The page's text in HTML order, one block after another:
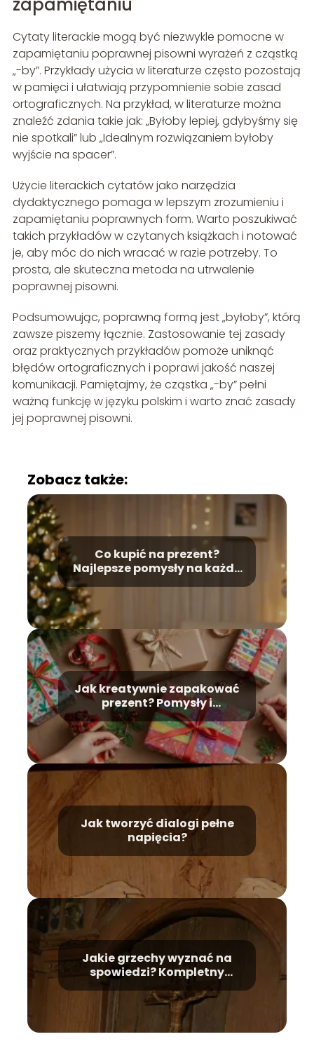
Cytaty literackie mogą być niezwykle pomocne w
zapamiętaniu poprawnej pisowni wyrażeń z cząstką
„-by”. Przykłady użycia w literaturze często pozostają
w pamięci i ułatwiają przypomnienie sobie zasad
ortograficznych. Na przykład, w literaturze można
znaleźć zdania takie jak: „Byłoby lepiej, gdybyśmy się
nie spotkali” lub „Idealnym rozwiązaniem byłoby
wyjście na spacer”.
Użycie literackich cytatów jako narzędzia
dydaktycznego pomaga w lepszym zrozumieniu i
zapamiętaniu poprawnych form. Warto poszukiwać
takich przykładów w czytanych książkach i notować
je, aby móc do nich wracać w razie potrzeby. To
prosta, ale skuteczna metoda na utrwalenie
poprawnej pisowni.
Podsumowując, poprawną formą jest „byłoby”, którą
zawsze piszemy łącznie. Zastosowanie tej zasady
oraz praktycznych przykładów pomoże uniknąć
błędów ortograficznych i poprawi jakość naszej
komunikacji. Pamiętajmy, że cząstka „-by” pełni
ważną funkcję w języku polskim i warto znać zasady
jej poprawnej pisowni.
Zobacz także:
Co kupić na prezent?
Najlepsze pomysły na każdą
Jak kreatywnie zapakować
prezent? Pomysły i
wskazówki
Jak tworzyć dialogi pełne
napięcia?
Jakie grzechy wyznać na
spowiedzi? Kompletny